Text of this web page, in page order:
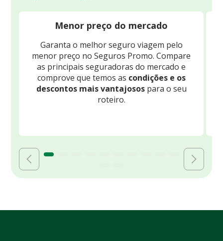
Menor preço do mercado
Garanta o melhor seguro viagem pelo
menor preço no Seguros Promo. Compare
as principais seguradoras do mercado e
comprove que temos as condições e os
descontos mais vantajosospara o seu
roteiro.